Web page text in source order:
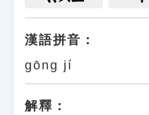
貓頭鷹博士
漢語拼音：
gōng jí
解釋：